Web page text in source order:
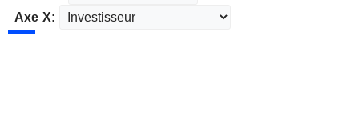
Axe X: